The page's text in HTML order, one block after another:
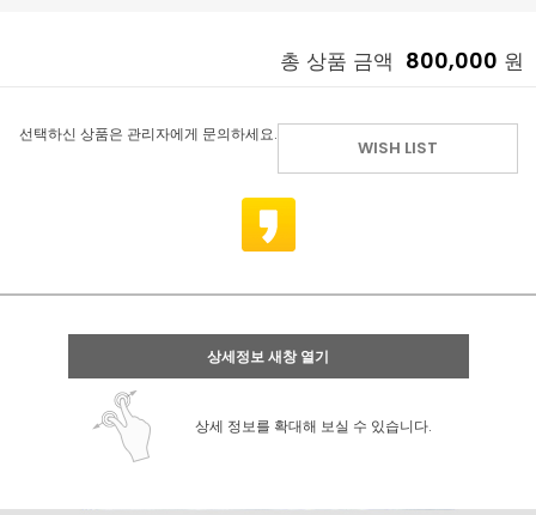
총 상품 금액 800,000 원
WISH LIST
선택하신 상품은 관리자에게 문의하세요.
상세정보 새창 열기
상세 정보를 확대해 보실 수 있습니다.